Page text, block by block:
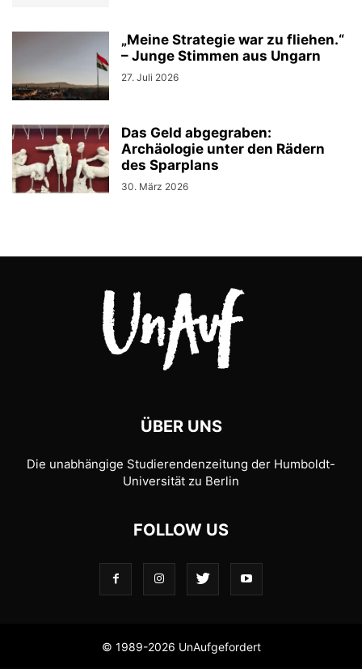
„Meine Strategie war zu fliehen.“
– Junge Stimmen aus Ungarn
27. Juli 2026
Das Geld abgegraben:
Archäologie unter den Rädern
des Sparplans
30. März 2026
ÜBER UNS
Die unabhängige Studierendenzeitung der Humboldt-
Universität zu Berlin
FOLLOW US
© 1989-2026 UnAufgefordert